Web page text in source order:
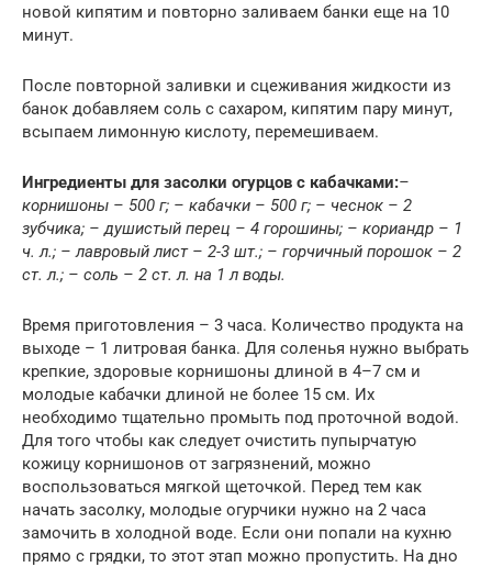
новой кипятим и повторно заливаем банки еще на 10
минут.
После повторной заливки и сцеживания жидкости из
банок добавляем соль с сахаром, кипятим пару минут,
всыпаем лимонную кислоту, перемешиваем.
Ингредиенты для засолки огурцов с кабачками:–
корнишоны – 500 г; – кабачки – 500 г; – чеснок – 2
зубчика; – душистый перец – 4 горошины; – кориандр – 1
ч. л.; – лавровый лист – 2-3 шт.; – горчичный порошок – 2
ст. л.; – соль – 2 ст. л. на 1 л воды.
Время приготовления – 3 часа. Количество продукта на
выходе – 1 литровая банка. Для соленья нужно выбрать
крепкие, здоровые корнишоны длиной в 4–7 см и
молодые кабачки длиной не более 15 см. Их
необходимо тщательно промыть под проточной водой.
Для того чтобы как следует очистить пупырчатую
кожицу корнишонов от загрязнений, можно
воспользоваться мягкой щеточкой. Перед тем как
начать засолку, молодые огурчики нужно на 2 часа
замочить в холодной воде. Если они попали на кухню
прямо с грядки, то этот этап можно пропустить. На дно